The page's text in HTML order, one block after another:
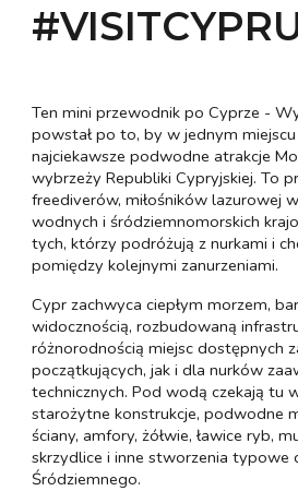
Ten mini przewodnik po Cyprze -
powstał po to, by w jednym
najciekawsze podwodne atrakcje
wybrzeży Republiki Cypryjskiej. To
freediverów, miłośników lazurowej
wodnych i śródziemnomorskich
tych, którzy podróżują z nurkami i
pomiędzy kolejnymi zanurzeniami.
Cypr zachwyca ciepłym morzem,
widocznością, rozbudowaną
różnorodnością miejsc dostępnych
początkujących, jak i dla nurków
technicznych. Pod wodą czekają tu
starożytne konstrukcje, podwodne
ściany, amfory, żółwie, ławice ryb,
skrzydlice i inne stworzenia typowe
Śródziemnego.